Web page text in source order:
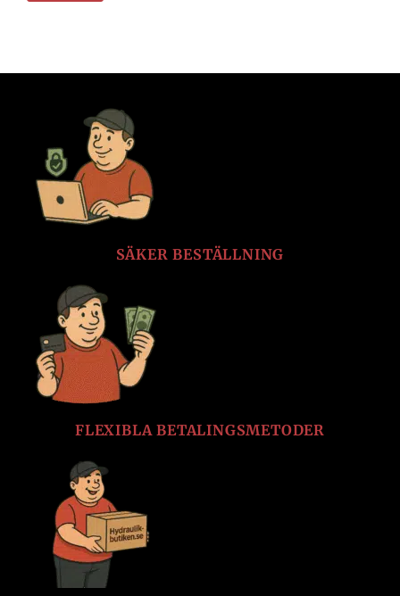
SÄKER BESTÄLLNING
FLEXIBLA BETALINGSMETODER